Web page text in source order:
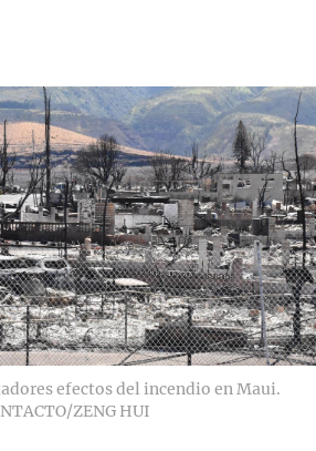
efectos del incendio en Maui.
ZENG HUI